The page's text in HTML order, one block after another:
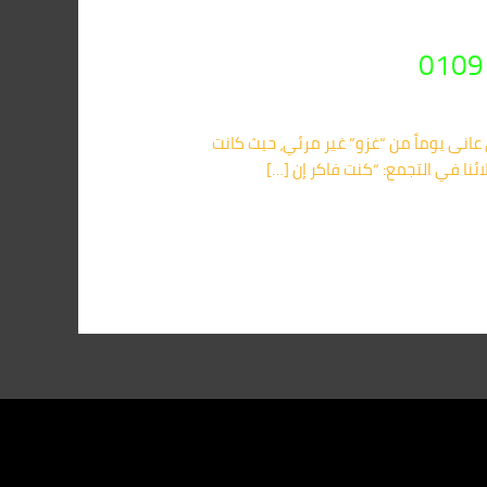
يوماً من “غزو” غير مرئي، حيث كانت
في التجمع: “كنت فاكر إن […]